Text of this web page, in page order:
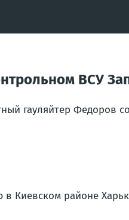
ВСУ
гауляйтер Федоров
Киевском районе